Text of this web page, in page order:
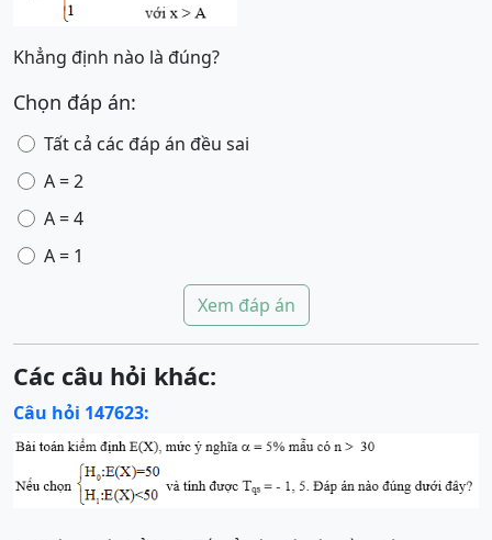
Khẳng định nào là đúng?
Chọn đáp án:
Tất cả các đáp án đều sai
A = 2
A = 4
A = 1
Xem đáp án
Các câu hỏi khác:
Câu hỏi 147623: